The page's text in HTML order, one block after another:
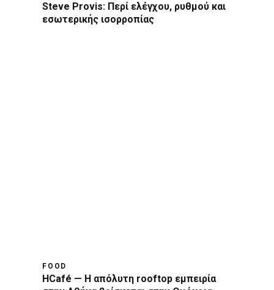
Steve Provis: Περί ελέγχου, ρυθμού και
εσωτερικής ισορροπίας
FOOD
HCafé — Η απόλυτη rooftop εμπειρία